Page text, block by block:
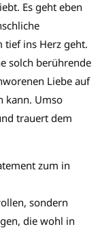
Es geht eben
tief ins Herz geht.
solch berührende
Liebe auf
kann. Umso
trauert dem
zum in
sondern
die wohl in